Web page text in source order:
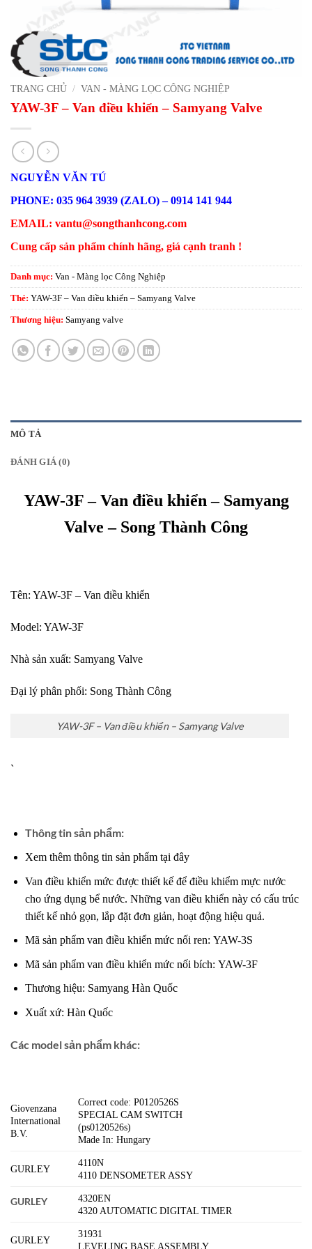
TRANG CHỦ / VAN - MÀNG LỌC CÔNG NGHIỆP
YAW-3F – Van điều khiển – Samyang Valve
NGUYỄN VĂN TÚ
PHONE: 035 964 3939 (ZALO) – 0914 141 944
EMAIL: vantu@songthanhcong.com
Cung cấp sản phẩm chính hãng, giá cạnh tranh !
Danh mục: Van - Màng lọc Công Nghiệp
Thẻ: YAW-3F – Van điều khiển – Samyang Valve
Thương hiệu: Samyang valve
MÔ TẢ
ĐÁNH GIÁ (0)
YAW-3F – Van điều khiển – Samyang
Valve – Song Thành Công
Tên: YAW-3F – Van điều khiển
Model: YAW-3F
Nhà sản xuất: Samyang Valve
Đại lý phân phối: Song Thành Công
YAW-3F – Van điều khiển – Samyang Valve
`
Thông tin sản phẩm:
Xem thêm thông tin sản phẩm tại đây
Van điều khiển mức được thiết kế để điều khiểm mực nước
cho ứng dụng bể nước. Những van điều khiển này có cấu trúc
thiết kế nhỏ gọn, lắp đặt đơn giản, hoạt động hiệu quả.
Mã sản phẩm van điều khiển mức nối ren: YAW-3S
Mã sản phẩm van điều khiển mức nối bích: YAW-3F
Thương hiệu: Samyang Hàn Quốc
Xuất xứ: Hàn Quốc
Các model sản phẩm khác:
Giovenzana
International
B.V.
Correct code: P0120526S
SPECIAL CAM SWITCH
(ps0120526s)
Made In: Hungary
GURLEY
4110N
4110 DENSOMETER ASSY
GURLEY
4320EN
4320 AUTOMATIC DIGITAL TIMER
GURLEY
31931
LEVELING BASE ASSEMBLY